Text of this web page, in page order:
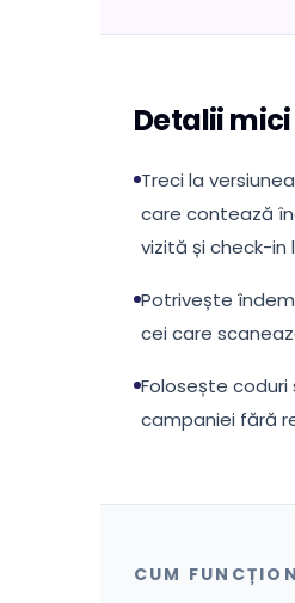
Detalii
Treci la
care contează
vizită și check-in
Potrivește
cei care
Folosește
campaniei fără
CUM